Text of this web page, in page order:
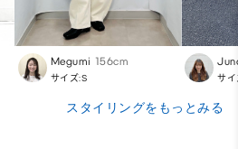
Megumi 156cm
サイズ:S サイ
スタイリングをもっとみる